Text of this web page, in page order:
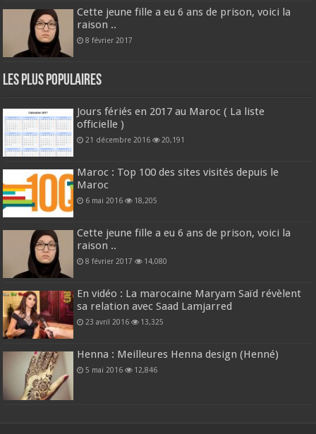
Cette jeune fille a eu 6 ans de prison, voici la
raison ..
8 février 2017
Les plus populaires
Jours fériés en 2017 au Maroc ( La liste
officielle )
21 décembre 2016 20,191
Maroc : Top 100 des sites visités depuis le
Maroc
6 mai 2016 18,205
Cette jeune fille a eu 6 ans de prison, voici la
raison ..
8 février 2017 14,080
En vidéo : La marocaine Maryam Saïd révèlent
sa relation avec Saad Lamjarred
23 avril 2016 13,325
Henna : Meilleures Henna design (Henné)
5 mai 2016 12,846